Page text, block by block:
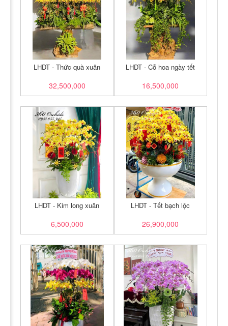
LHDT - Thức quà xuân
32,500,000
LHDT - Cỗ hoa ngày tết
16,500,000
LHDT - Kim long xuân
6,500,000
LHDT - Tết bạch lộc
26,900,000